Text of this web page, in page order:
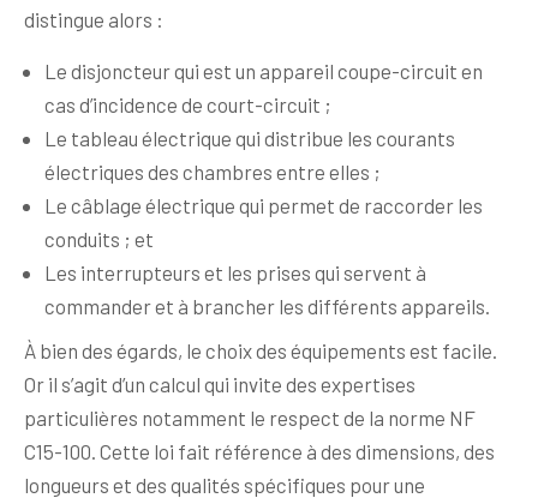
distingue alors :
Le disjoncteur qui est un appareil coupe-circuit en
cas d’incidence de court-circuit ;
Le tableau électrique qui distribue les courants
électriques des chambres entre elles ;
Le câblage électrique qui permet de raccorder les
conduits ; et
Les interrupteurs et les prises qui servent à
commander et à brancher les différents appareils.
À bien des égards, le choix des équipements est facile.
Or il s’agit d’un calcul qui invite des expertises
particulières notamment le respect de la norme NF
C15-100. Cette loi fait référence à des dimensions, des
longueurs et des qualités spécifiques pour une